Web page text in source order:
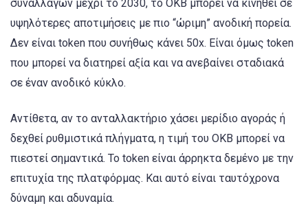
συναλλαγών μέχρι το 2030, το OKB μπορεί να κινηθεί σε
υψηλότερες αποτιμήσεις με πιο “ώριμη” ανοδική πορεία.
Δεν είναι token που συνήθως κάνει 50x. Είναι όμως token
που μπορεί να διατηρεί αξία και να ανεβαίνει σταδιακά
σε έναν ανοδικό κύκλο.
Αντίθετα, αν το ανταλλακτήριο χάσει μερίδιο αγοράς ή
δεχθεί ρυθμιστικά πλήγματα, η τιμή του OKB μπορεί να
πιεστεί σημαντικά. Το token είναι άρρηκτα δεμένο με την
επιτυχία της πλατφόρμας. Και αυτό είναι ταυτόχρονα
δύναμη και αδυναμία.